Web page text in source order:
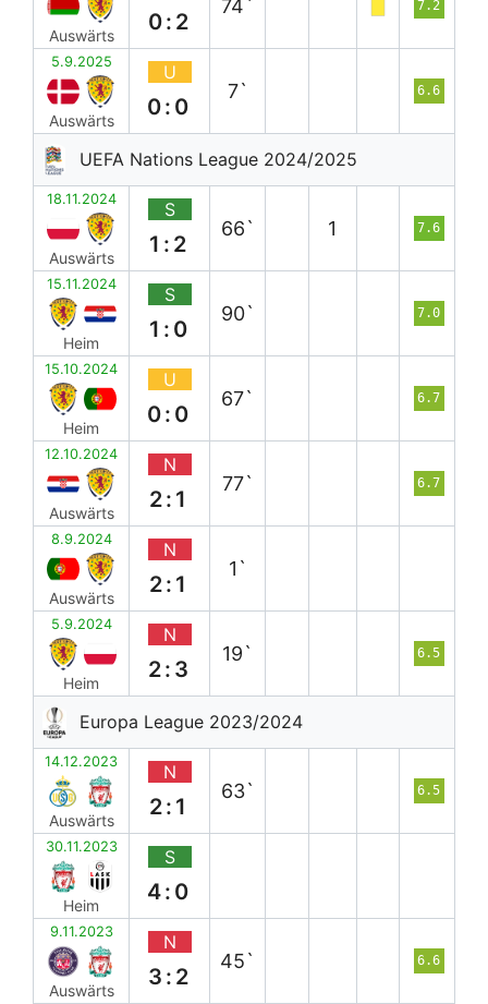
Auswärts
0:2
74` 7.2
5.9.2025
Auswärts
U
0:0
7` 6.6
UEFA Nations League 2024/2025
18.11.2024
Auswärts
S
1:2
66` 1 7.6
15.11.2024
Heim
S
1:0
90` 7.0
15.10.2024
Heim
U
0:0
67` 6.7
12.10.2024
Auswärts
N
2:1
77` 6.7
8.9.2024
Auswärts
N
2:1
1`
5.9.2024
Heim
N
2:3
19` 6.5
Europa League 2023/2024
14.12.2023
Auswärts
N
2:1
63` 6.5
30.11.2023
Heim
S
4:0
9.11.2023
Auswärts
N
3:2
45` 6.6